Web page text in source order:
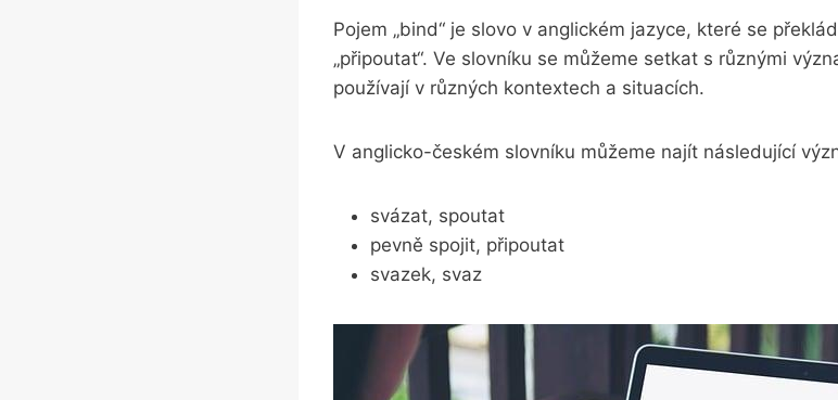
Pojem „bind“ je slovo v anglickém‌ jazyce, které se
„připoutat“. Ve slovníku se můžeme setkat ⁢s různými‌
používají v různých kontextech a ‍situacích.
V anglicko-českém‍ slovníku můžeme najít následující
svázat, spoutat
pevně​ spojit, připoutat
svazek, svaz